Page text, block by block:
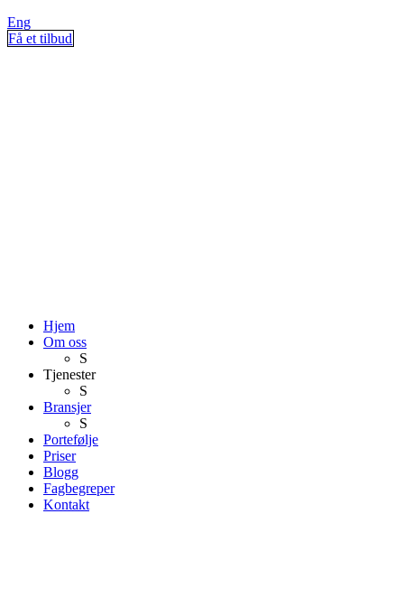
Eng
Få et tilbud
Hjem
Om oss
S
Tjenester
S
Bransjer
S
Portefølje
Priser
Blogg
Fagbegreper
Kontakt